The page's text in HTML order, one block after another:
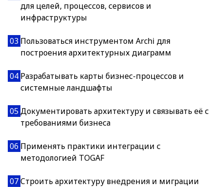
для целей, процессов, сервисов и
инфраструктуры
03 Пользоваться инструментом Archi для
построения архитектурных диаграмм
04 Разрабатывать карты бизнес-процессов и
системные ландшафты
05Документировать архитектуру и связывать её с
требованиями бизнеса
06 Применять практики интеграции с
методологией TOGAF
07Cтроить архитектуру внедрения и миграции